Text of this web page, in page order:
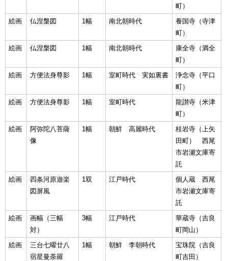
町）
絵画
仏涅槃図 1幅 南北朝時代
養国寺（寺津
町）
絵画
仏涅槃図 1幅 南北朝時代
康全寺（満全
町）
絵画
方便法身尊影 1幅 室町時代 実如裏書
浄念寺（平口
町）
絵画
方便法身尊影 1幅 室町時代
龍讃寺（米津
町）
絵画
阿弥陀八菩薩
像
1幅 朝鮮 高麗時代
桂岩寺（上矢
田町） 西尾
市岩瀬文庫寄
託
絵画
四条河原遊楽
図屏風
1双 江戸時代
個人蔵 西尾
市岩瀬文庫寄
託
絵画
画幅（三幅
対）
3幅 江戸時代
華蔵寺（吉良
町岡山）
絵画
三台七曜廿八
宿星曼荼羅
1幅 朝鮮 李朝時代
宝珠院（吉良
町吉田）